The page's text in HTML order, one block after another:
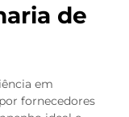
de
em
fornecedores